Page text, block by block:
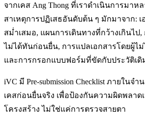
จากเคส Ang Thong ที่เราดำเนินการมาห
สาเหตุการปฏิเสธอันดับต้น ๆ มักมาจาก: เ
สม่ำเสมอ, แผนการเดินทางที่กว้างเกินไป
ไม่ได้ทันก่อนยื่น, การแปลเอกสารโดยผู้ไม่
และการกรอกแบบฟอร์มที่ขัดกับประวัติเดิ
iVC มี Pre-submission Checklist ภายในจ
เคสก่อนยื่นจริง เพื่อป้องกันความผิดพลาด
โครงสร้าง ไม่ใช่แค่การตรวจสายตา